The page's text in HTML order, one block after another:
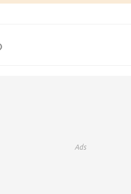
Ads